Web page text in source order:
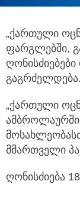
„ქართული
ფარგლებში,
გაგრძელდება.
„ქართული
ამბროლაურში
მმართველი
ღონისძიება